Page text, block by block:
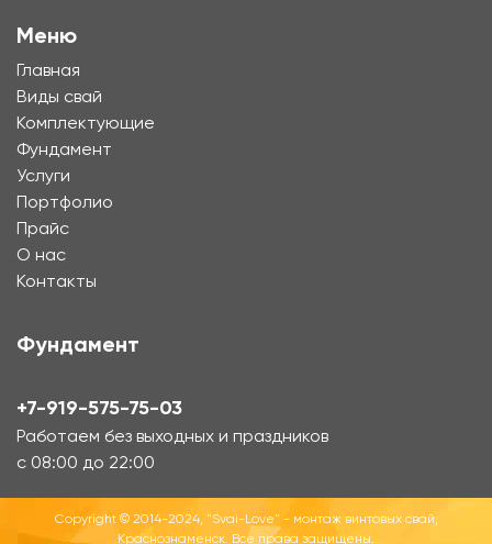
Меню
Главная
Виды свай
Комплектующие
Фундамент
Услуги
Портфолио
Прайс
О нас
Контакты
Фундамент
+7-919-575-75-03
Работаем без выходных и праздников
с 08:00 до 22:00
Copyright © 2014-2024, "Svai-Love" - монтаж винтовых свай,
Краснознаменск. Все права защищены.